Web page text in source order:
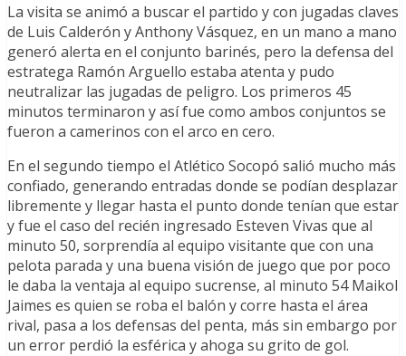
La visita se animó a buscar el partido y con jugadas claves
de Luis Calderón y Anthony Vásquez, en un mano a mano
generó alerta en el conjunto barinés, pero la defensa del
estratega Ramón Arguello estaba atenta y pudo
neutralizar las jugadas de peligro. Los primeros 45
minutos terminaron y así fue como ambos conjuntos se
fueron a camerinos con el arco en cero.
En el segundo tiempo el Atlético Socopó salió mucho más
confiado, generando entradas donde se podían desplazar
libremente y llegar hasta el punto donde tenían que estar
y fue el caso del recién ingresado Esteven Vivas que al
minuto 50, sorprendía al equipo visitante que con una
pelota parada y una buena visión de juego que por poco
le daba la ventaja al equipo sucrense, al minuto 54 Maikol
Jaimes es quien se roba el balón y corre hasta el área
rival, pasa a los defensas del penta, más sin embargo por
un error perdió la esférica y ahoga su grito de gol.